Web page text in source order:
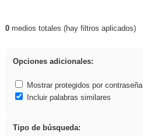
Resultados de: venganza
0medios totales (hay filtros aplicados)
Opciones adicionales:
Mostrar protegidos por contraseña
Incluir palabras similares
Tipo de búsqueda: